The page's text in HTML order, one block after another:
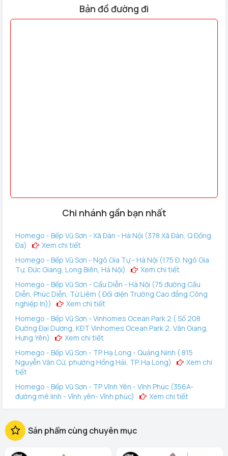
Bản đồ đường đi
Chi nhánh gần bạn nhất
Homego - Bếp Vũ Sơn - Xã Đàn - Hà Nội (378 Xã Đàn, Q Đống
Đa)
Xem chi tiết
Homego - Bếp Vũ Sơn - Ngô Gia Tự - Hà Nội (175 Đ. Ngô Gia
Tự, Đức Giang, Long Biên, Hà Nội)
Xem chi tiết
Homego - Bếp Vũ Sơn - Cầu Diễn - Hà Nội (75 đường Cầu
Diễn, Phúc Diễn, Từ Liêm ( Đối diện Trường Cao đẳng Công
nghiệp In))
Xem chi tiết
Homego - Bếp Vũ Sơn - Vinhomes Ocean Park 2 ( Số 208
Đường Đại Dương, KĐT Vinhomes Ocean Park 2, Văn Giang,
Hưng Yên)
Xem chi tiết
Homego - Bếp Vũ Sơn - TP Hạ Long - Quảng Ninh ( 815
Nguyễn Văn Cừ, phường Hồng Hải, TP. Hạ Long)
Xem chi
tiết
Homego - Bếp Vũ Sơn - TP Vĩnh Yên - Vĩnh Phúc (356A-
đường mê linh - Vĩnh yên- Vĩnh phúc)
Xem chi tiết
- Vinhomes Ocean Park 3, Văn Giang, Hưng Yên)
chi tiếtSản phẩm cùng chuyên mục